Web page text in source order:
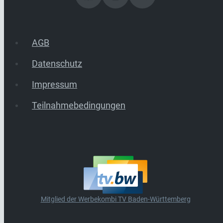
AGB
Datenschutz
Impressum
Teilnahmebedingungen
Mitglied der Werbekombi TV Baden-Württemberg